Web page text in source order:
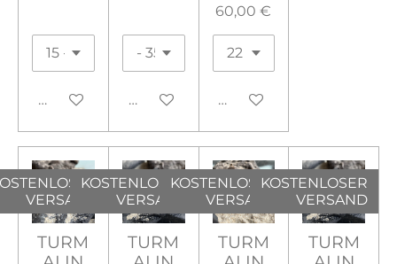
In den WarenkorbIn den Warenkorb
60,00 €
In den Warenkorb
VERSAND
TURM
KOSTENLOSER
VERSAND
TURM
KOSTENLOSER
VERSAND
TURM
KOSTENLOSER
VERSAND
TURM